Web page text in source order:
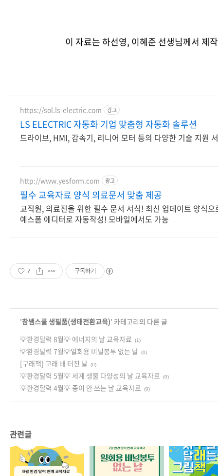
이 자료는 하선영, 이혜준 선생님께서 제
https://sol.ls-electric.com 광고
LS ELECTRIC 자동화 기업 맞춤형 자동화 솔루션
드라이브, HMI, 감속기, 리니어 모터 등의 다양한 기술 지원
http://www.yesform.com 광고
필수 교육자료 양식 의료문서 맞춤 제공
교직원, 의료진을 위한 필수 문서 서식! 최신 업데이트 양식으
예스폼 에디터로 자동작성! 모바일에서도 가능
7 구독하기
'참쌤스쿨 생필품(생태전환교육)' 카테고리의 다른 글
💡환경달력 8월💡 에너지의 날 교육자료
(1)
💡환경달력 7월💡일회용 비닐봉투 없는 날 (0)
[구래책] 고래 배 터진 날 (0)
💡환경달력 5월💡 세계 생물 다양성의 날 교육자료 (0)
💡환경달력 4월💡 종이 안 쓰는 날 교육자료 (0)
관련글